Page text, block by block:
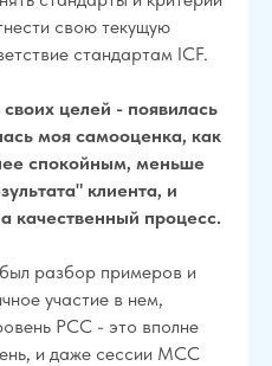
свою текущую
стандартам ICF.
целей - появилась
моя самооценка, как
спокойным, меньше
клиента, и
качественный процесс.
разбор примеров и
участие в нем,
PCC - это вполне
и даже сессии МСС